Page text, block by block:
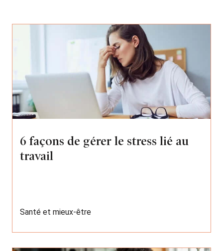
6 façons de gérer le stress lié au
travail
Santé et mieux-être